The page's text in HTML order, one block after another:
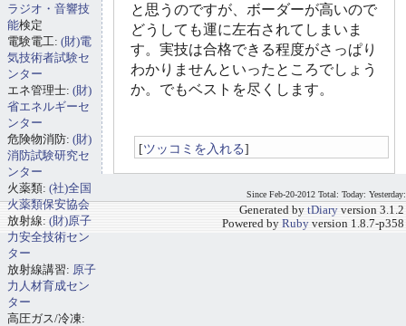
と思うのですが、ボーダーが高いので
どうしても運に左右されてしまいま
す。実技は合格できる程度がさっぱり
わかりませんといったところでしょう
か。でもベストを尽くします。
[ツッコミを入れる]
ラジオ・音響技
能検定
電験電工: (財)電
気技術者試験セ
ンター
エネ管理士: (財)
省エネルギーセ
ンター
危険物消防: (財)
消防試験研究セ
ンター
火薬類: (社)全国
火薬類保安協会
放射線: (財)原子
力安全技術セン
ター
放射線講習: 原子
力人材育成セン
ター
高圧ガス/冷凍:
Since Feb-20-2012 Total: Today: Yesterday:
Generated by tDiary version 3.1.2
Powered by Ruby version 1.8.7-p358